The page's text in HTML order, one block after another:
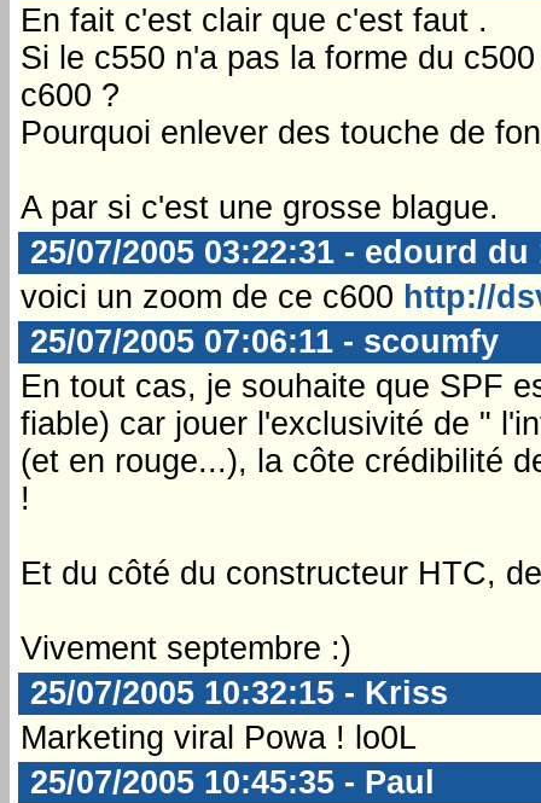
En fait c'est clair que c'est faut .
Si le c550 n'a pas la forme du
c600 ?
Pourquoi enlever des touche de
A par si c'est une grosse blague.
25/07/2005 03:22:31 - edourd du
voici un zoom de ce c600 http://
25/07/2005 07:06:11 - scoumfy
En tout cas, je souhaite que SPF
fiable) car jouer l'exclusivité de "
(et en rouge...), la côte crédibilité
!
Et du côté du constructeur HTC,
Vivement septembre :)
25/07/2005 10:32:15 - Kriss
Marketing viral Powa ! lo0L
25/07/2005 10:45:35 - Paul